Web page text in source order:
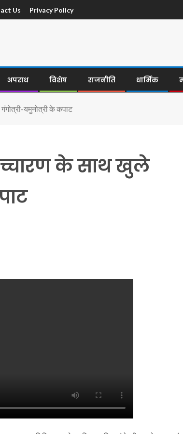
Us Privacy Policy
अपराध विशेष राजनीति धार्मिक
यमुनोत्री के कपाट
के साथ खुले